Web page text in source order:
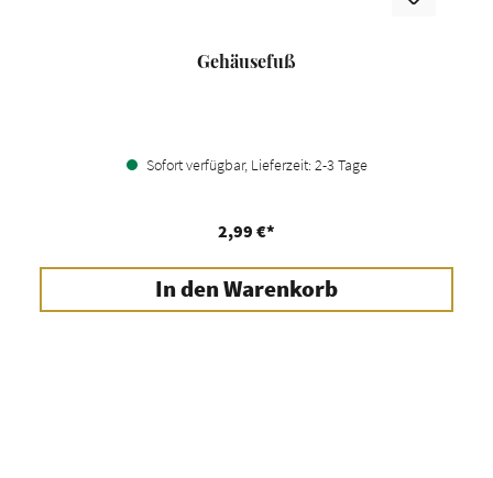
Gehäusefuß
Sofort verfügbar, Lieferzeit: 2-3 Tage
2,99 €*
In den Warenkorb